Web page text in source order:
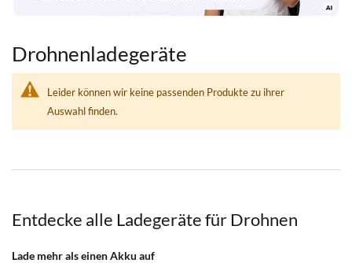
Drohnenladegeräte
Leider können wir keine passenden Produkte zu ihrer
Auswahl finden.
Entdecke alle Ladegeräte für Drohnen
Lade mehr als einen Akku auf